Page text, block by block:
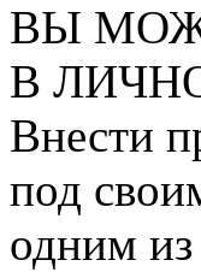
ВЫ
В
Внести
под
одним